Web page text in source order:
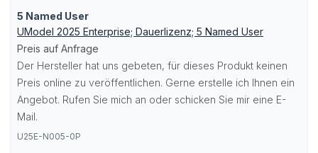
5 Named User
UModel 2025 Enterprise; Dauerlizenz; 5 Named User
Preis auf Anfrage
Der Hersteller hat uns gebeten, für dieses Produkt keinen
Preis online zu veröffentlichen. Gerne erstelle ich Ihnen ein
Angebot. Rufen Sie mich an oder schicken Sie mir eine E-
Mail.
U25E-N005-0P